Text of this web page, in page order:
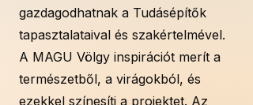
gazdagodhatnak a Tudásépítők
tapasztalataival és szakértelmével.
A MAGU Völgy inspirációt merít a
természetből, a virágokból, és
ezekkel színesíti a projektet. Az